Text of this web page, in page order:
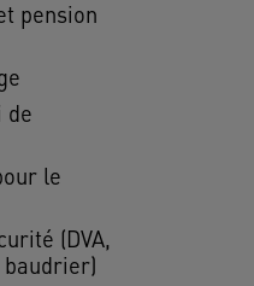
pension
de
le
(DVA,